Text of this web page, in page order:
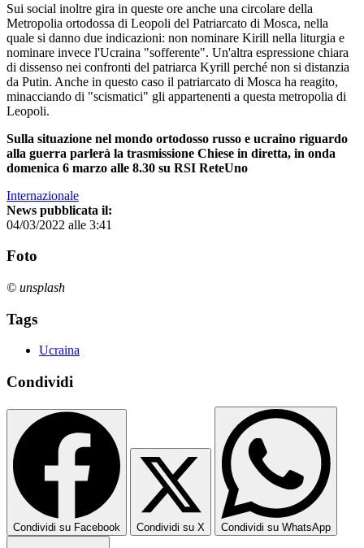
Sui social inoltre gira in queste ore anche una circolare della
Metropolia ortodossa di Leopoli del Patriarcato di Mosca, nella
quale si danno due indicazioni: non nominare Kirill nella liturgia e
nominare invece l'Ucraina "sofferente". Un'altra espressione chiara
di dissenso nei confronti del patriarca Kyrill perché non si distanzia
da Putin. Anche in questo caso il patriarcato di Mosca ha reagito,
minacciando di "scismatici" gli appartenenti a questa metropolia di
Leopoli.
Sulla situazione nel mondo ortodosso russo e ucraino riguardo
alla guerra parlerà la trasmissione Chiese in diretta, in onda
domenica 6 marzo alle 8.30 su RSI ReteUno
Internazionale
News pubblicata il:
04/03/2022 alle 3:41
Foto
© unsplash
Tags
Ucraina
Condividi
Condividi su Facebook Condividi su X Condividi su WhatsApp